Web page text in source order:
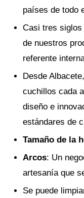
países de todo
Casi tres
de nuestros
referente
Desde
cuchillos cada
diseño e
estándares de
Tamaño de la
Arcos: Un
artesanía que
Se puede